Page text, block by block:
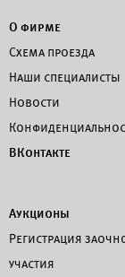
О фирме
Схема проезда
Наши специалисты
Новости
ВКонтакте
Аукционы
Регистрация
участия